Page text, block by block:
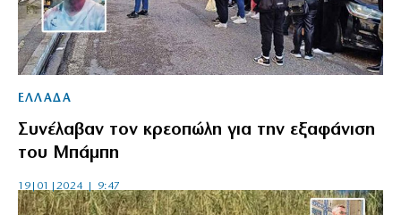
ΕΛΛΑΔΑ
Συνέλαβαν τον κρεοπώλη για την εξαφάνιση
του Μπάμπη
19|01|2024 | 9:47